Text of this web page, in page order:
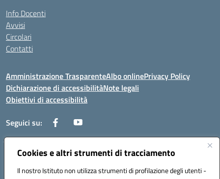
Cookies e altri strumenti di tracciamento
Il nostro Istituto non utilizza strumenti di profilazione degli utenti -
Info Docenti
Avvisi
Circolari
Contatti
Amministrazione TrasparenteAlbo onlinePrivacy Policy
Dichiarazione di accessibilitàNote legali
Obiettivi di accessibilità
Seguici su:
Corso Roma, 1 71100 FOGGIA (FG)
Codice meccanografico: FGPM03000E